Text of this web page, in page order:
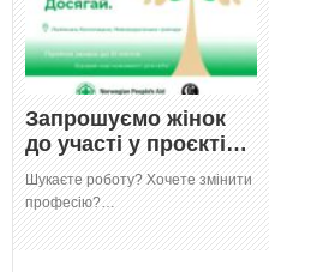
Запрошуємо жінок
до участі у проєкті…
Шукаєте роботу? Хочете змінити
професію?…